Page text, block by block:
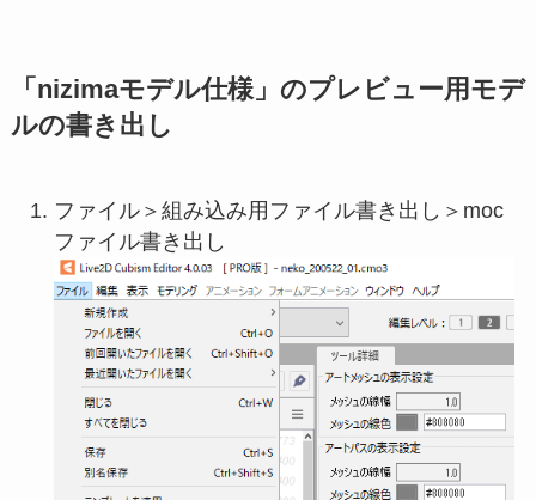
「nizimaモデル仕様」のプレビュー用モデ
ルの書き出し
ファイル＞組み込み用ファイル書き出し＞moc
ファイル書き出し